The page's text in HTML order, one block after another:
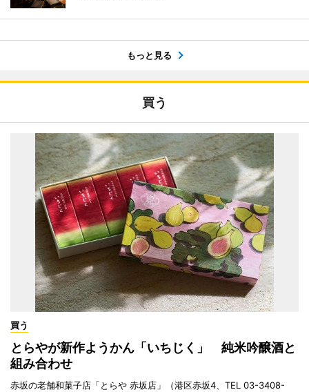
もっと見る
買う
買う
とらやが新作ようかん「いちじく」 純米吟醸酒と
組み合わせ
赤坂の老舗和菓子店「とらや 赤坂店」（港区赤坂4、TEL 03-3408-